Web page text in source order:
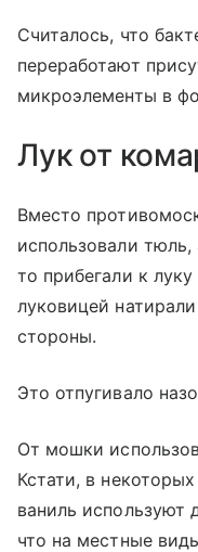
Считалось, что
переработают
микроэлементы в
Лук от
Вместо
использовали
то прибегали к
луковицей
стороны.
Это отпугивало
От мошки
Кстати, в
ваниль используют
что на местные